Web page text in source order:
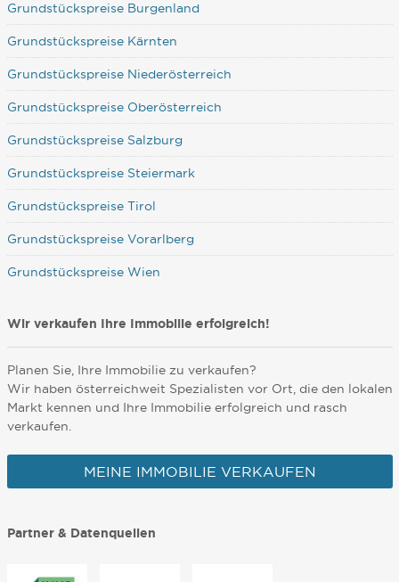
Grundstückspreise Burgenland
Grundstückspreise Kärnten
Grundstückspreise Niederösterreich
Grundstückspreise Oberösterreich
Grundstückspreise Salzburg
Grundstückspreise Steiermark
Grundstückspreise Tirol
Grundstückspreise Vorarlberg
Grundstückspreise Wien
Wir verkaufen Ihre Immobilie erfolgreich!
Planen Sie, Ihre Immobilie zu verkaufen?
Wir haben österreichweit Spezialisten vor Ort, die den lokalen
Markt kennen und Ihre Immobilie erfolgreich und rasch
verkaufen.
MEINE IMMOBILIE VERKAUFEN
Partner & Datenquellen